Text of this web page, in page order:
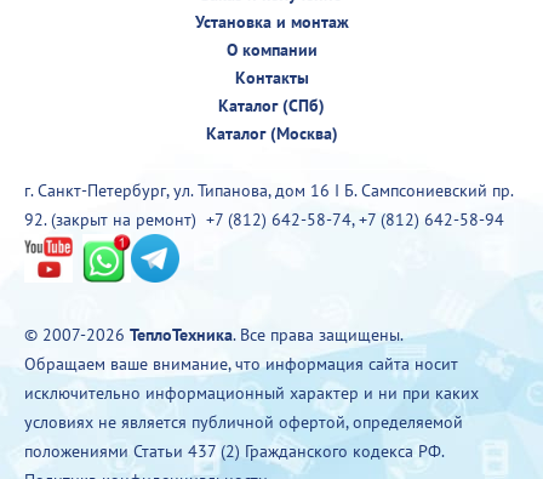
Установка и монтаж
О компании
Контакты
Каталог (СПб)
Каталог (Москва)
г. Санкт-Петербург, ул. Типанова, дом 16 I Б. Сампсониевский пр.
92. (закрыт на ремонт) +7 (812) 642-58-74,+7 (812) 642-58-94
© 2007-2026 ТеплоТехника. Все права защищены.
Обращаем ваше внимание, что информация сайта носит
исключительно информационный характер и ни при каких
условиях не является публичной офертой, определяемой
положениями Статьи 437 (2) Гражданского кодекса РФ.